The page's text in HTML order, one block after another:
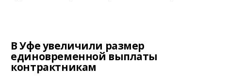
В Уфе увеличили размер
единовременной выплаты
контрактникам